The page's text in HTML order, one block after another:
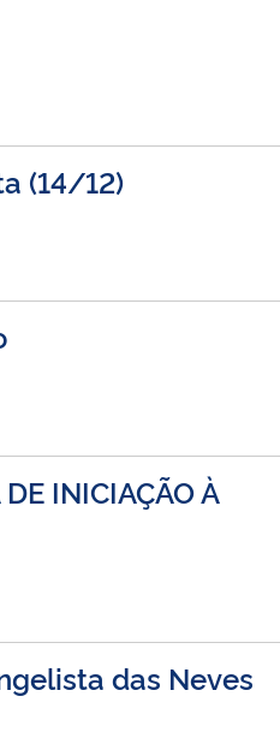
(14/12)
INICIAÇÃO À
das Neves